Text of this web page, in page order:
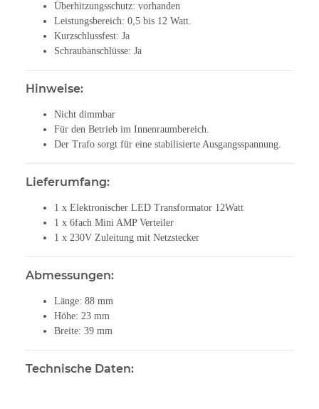
Überhitzungsschutz: vorhanden
Leistungsbereich: 0,5 bis 12 Watt.
Kurzschlussfest: Ja
Schraubanschlüsse: Ja
Hinweise:
Nicht dimmbar
Für den Betrieb im Innenraumbereich.
Der Trafo sorgt für eine stabilisierte Ausgangsspannung.
Lieferumfang:
1 x Elektronischer LED Transformator 12Watt
1 x 6fach Mini AMP Verteiler
1 x 230V Zuleitung mit Netzstecker
Abmessungen:
Länge: 88 mm
Höhe: 23 mm
Breite: 39 mm
Technische Daten: